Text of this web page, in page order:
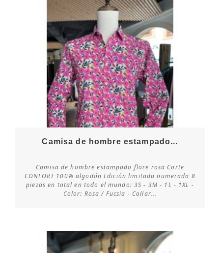
Consultar disponibilidad
Camisa de hombre estampado...
Camisa de hombre estampado flore rosa Corte
CONFORT 100% algodón Edición limitada numerada 8
piezas en total en todo el mundo: 3S - 3M - 1L - 1XL -
Color: Rosa / Fucsia - Collar...